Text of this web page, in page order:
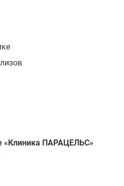
«Клиника ПАРАЦЕЛЬС»